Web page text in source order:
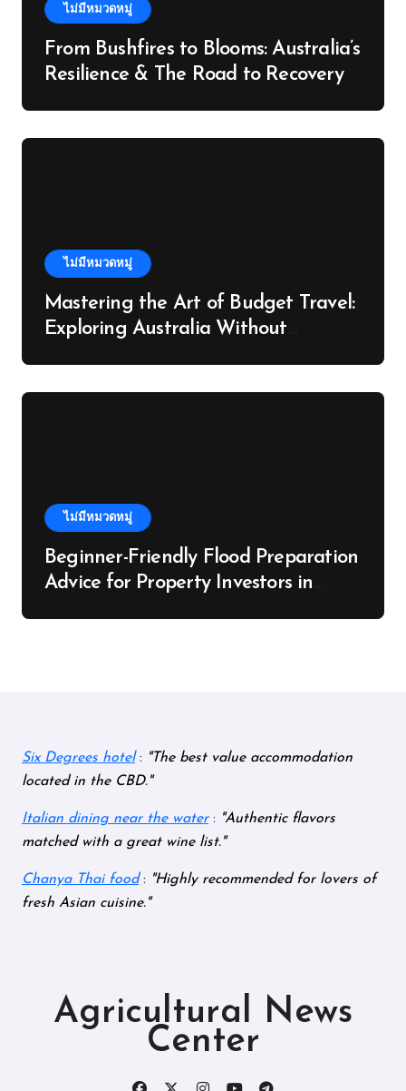
ไม่มีหมวดหมู่
From Bushfires to Blooms: Australia’s
Resilience & The Road to Recovery
ไม่มีหมวดหมู่
Mastering the Art of Budget Travel:
Exploring Australia Without
ไม่มีหมวดหมู่
Beginner-Friendly Flood Preparation
Advice for Property Investors in
Six Degrees hotel:
The best value accommodation
located in the CBD.
Italian dining near the water:
Authentic flavors
matched with a great wine list.
Chanya Thai food:
Highly recommended for lovers of
fresh Asian cuisine.
Agricultural News
Center